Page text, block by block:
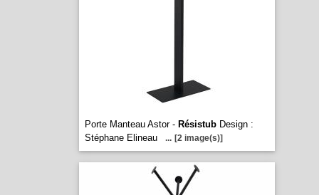
Porte Manteau Astor - RésistubDesign :
Stéphane Elineau
... [2 image(s)]